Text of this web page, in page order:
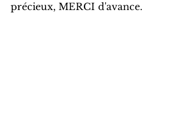
précieux, MERCI d'avance.